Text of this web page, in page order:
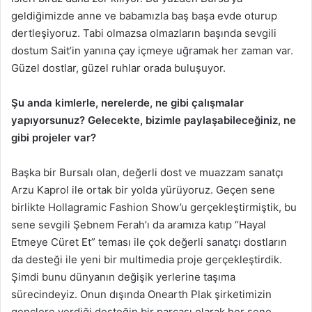
geldiğimizde anne ve babamızla baş başa evde oturup
dertleşiyoruz. Tabi olmazsa olmazların başında sevgili
dostum Sait’in yanına çay içmeye uğramak her zaman var.
Güzel dostlar, güzel ruhlar orada buluşuyor.
Şu anda kimlerle, nerelerde, ne gibi çalışmalar
yapıyorsunuz? Gelecekte, bizimle paylaşabileceğiniz, ne
gibi projeler var?
Başka bir Bursalı olan, değerli dost ve muazzam sanatçı
Arzu Kaprol ile ortak bir yolda yürüyoruz. Geçen sene
birlikte Hollagramic Fashion Show’u gerçekleştirmiştik, bu
sene sevgili Şebnem Ferah’ı da aramıza katıp “Hayal
Etmeye Cüret Et” teması ile çok değerli sanatçı dostların
da desteği ile yeni bir multimedia proje gerçekleştirdik.
Şimdi bunu dünyanın değişik yerlerine taşıma
sürecindeyiz. Onun dışında Onearth Plak şirketimizin